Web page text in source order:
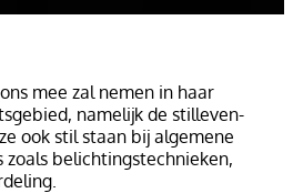
mee zal nemen in haar
namelijk de stilleven-
ook stil staan bij algemene
belichtingstechnieken,